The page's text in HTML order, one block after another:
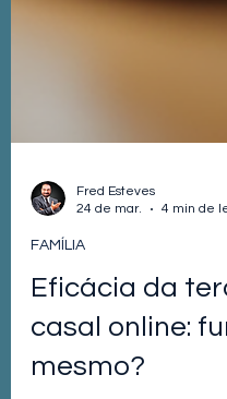
Fred Esteves
FAMÍLIA
Eficácia da
casal online: